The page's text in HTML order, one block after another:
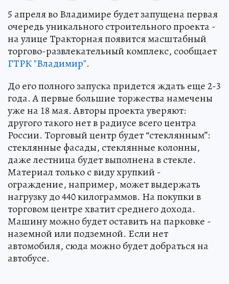
5 апреля во Владимире будет запущена первая
очередь уникального строительного проекта -
на улице Тракторная появится масштабный
торгово-развлекательный комплекс, сообщает
ГТРК "Владимир".
До его полного запуска придется ждать еще 2-3
года. А первые большие торжества намечены
уже на 18 мая. Авторы проекта уверяют:
другого такого нет в радиусе всего центра
России. Торговый центр будет “стеклянным”:
стеклянные фасады, стеклянные колонны,
даже лестница будет выполнена в стекле.
Материал только с виду хрупкий -
ограждение, например, может выдержать
нагрузку до 440 килограммов. На покупки в
торговом центре хватит среднего дохода.
Машину можно будет оставить на парковке -
наземной или подземной. Если нет
автомобиля, сюда можно будет добраться на
автобусе.